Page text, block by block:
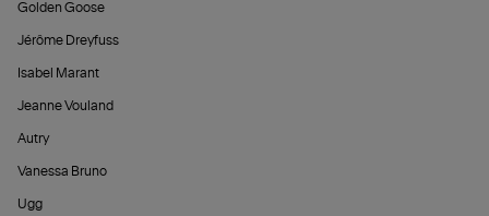
Golden Goose
Jérôme Dreyfuss
Isabel Marant
Jeanne Vouland
Autry
Vanessa Bruno
Ugg